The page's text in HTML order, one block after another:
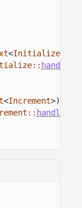
<Initialize
::
<Increment>)
::